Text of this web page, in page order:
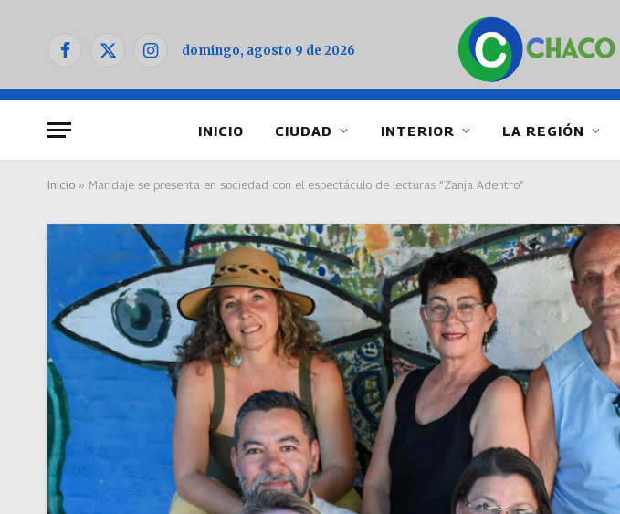
Facebook
X
Instagramdomingo, agosto 9 de 2026
INICIO CIUDAD INTERIOR LA REGIÓN
Inicio » Maridaje se presenta en sociedad con el espectáculo de lecturas “Zanja Adentro”